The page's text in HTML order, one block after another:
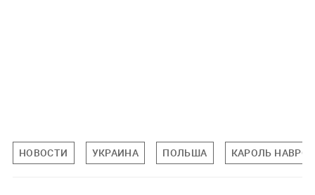
НОВОСТИ УКРАИНА ПОЛЬША КАРОЛЬ